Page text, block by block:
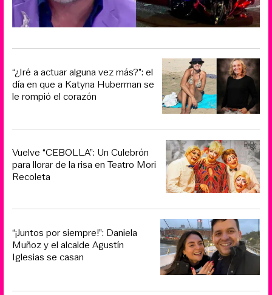
“¿Iré a actuar alguna vez más?”: el
día en que a Katyna Huberman se
le rompió el corazón
Vuelve “CEBOLLA”: Un Culebrón
para llorar de la risa en Teatro Mori
Recoleta
“¡Juntos por siempre!”: Daniela
Muñoz y el alcalde Agustín
Iglesias se casan